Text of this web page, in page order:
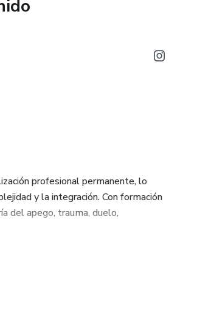
profesional permanente, lo
y la integración. Con formación
del apego, trauma, duelo,